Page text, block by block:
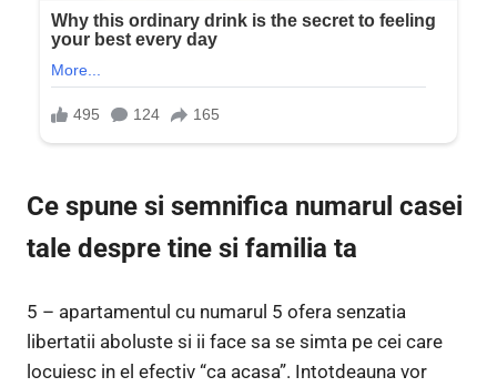
Ce spune si semnifica numarul casei
tale despre tine si familia ta
5 – apartamentul cu numarul 5 ofera senzatia
libertatii aboluste si ii face sa se simta pe cei care
locuiesc in el efectiv “ca acasa”. Intotdeauna vor